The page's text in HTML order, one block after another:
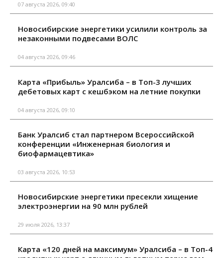
07 августа 2026, 09:40
Новосибирские энергетики усилили контроль за
незаконными подвесами ВОЛС
04 августа 2026, 09:46
Карта «Прибыль» Уралсиба – в Топ-3 лучших
дебетовых карт с кешбэком на летние покупки
04 августа 2026, 09:10
Банк Уралсиб стал партнером Всероссийской
конференции «Инженерная биология и
биофармацевтика»
03 августа 2026, 10:53
Новосибирские энергетики пресекли хищение
электроэнергии на 90 млн рублей
29 июля 2026, 13:37
Карта «120 дней на максимум» Уралсиба – в Топ-4